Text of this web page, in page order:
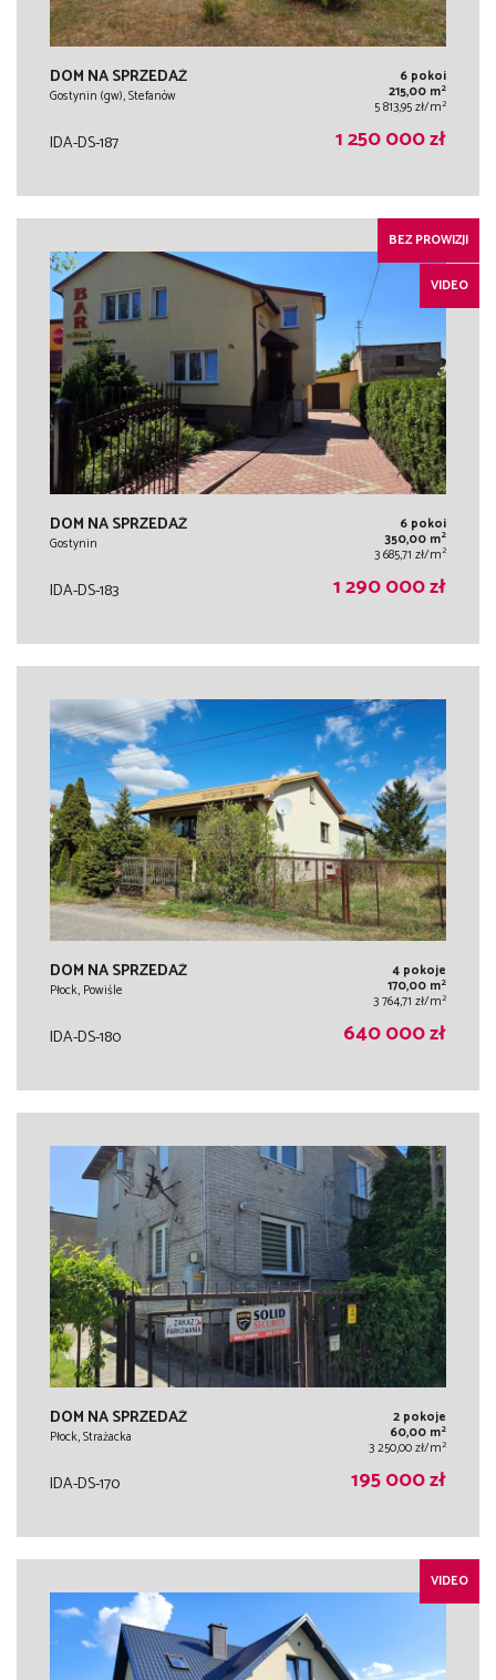
DOM NA SPRZEDAŻ
Gostynin (gw), Stefanów
6 pokoi
215,00 m2
5 813,95 zł/m2
IDA-DS-187 1 250 000 zł
BEZ PROWIZJI
VIDEO
DOM NA SPRZEDAŻ
Gostynin
6 pokoi
350,00 m2
3 685,71 zł/m2
IDA-DS-183 1 290 000 zł
DOM NA SPRZEDAŻ
Płock, Powiśle
4 pokoje
170,00 m2
3 764,71 zł/m2
IDA-DS-180 640 000 zł
DOM NA SPRZEDAŻ
Płock, Strażacka
2 pokoje
60,00 m2
3 250,00 zł/m2
IDA-DS-170 195 000 zł
VIDEO